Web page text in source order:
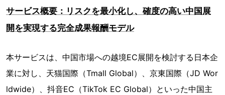
サービス概要：リスクを最小化し、確度の高い中国展
開を実現する完全成果報酬モデル
本サービスは、中国市場への越境EC展開を検討する日本企
業に対し、天猫国際（Tmall Global）、京東国際（JD Wor
ldwide）、抖音EC（TikTok EC Global）といった中国主